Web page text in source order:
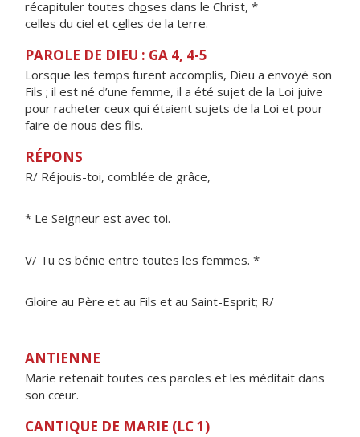
récapituler toutes choses dans le Christ, *
celles du ciel et celles de la terre.
PAROLE DE DIEU : GA 4, 4-5
Lorsque les temps furent accomplis, Dieu a envoyé son
Fils ; il est né d’une femme, il a été sujet de la Loi juive
pour racheter ceux qui étaient sujets de la Loi et pour
faire de nous des fils.
RÉPONS
R/ Réjouis-toi, comblée de grâce,
* Le Seigneur est avec toi.
V/ Tu es bénie entre toutes les femmes. *
Gloire au Père et au Fils et au Saint-Esprit; R/
ANTIENNE
Marie retenait toutes ces paroles et les méditait dans
son cœur.
CANTIQUE DE MARIE (LC 1)